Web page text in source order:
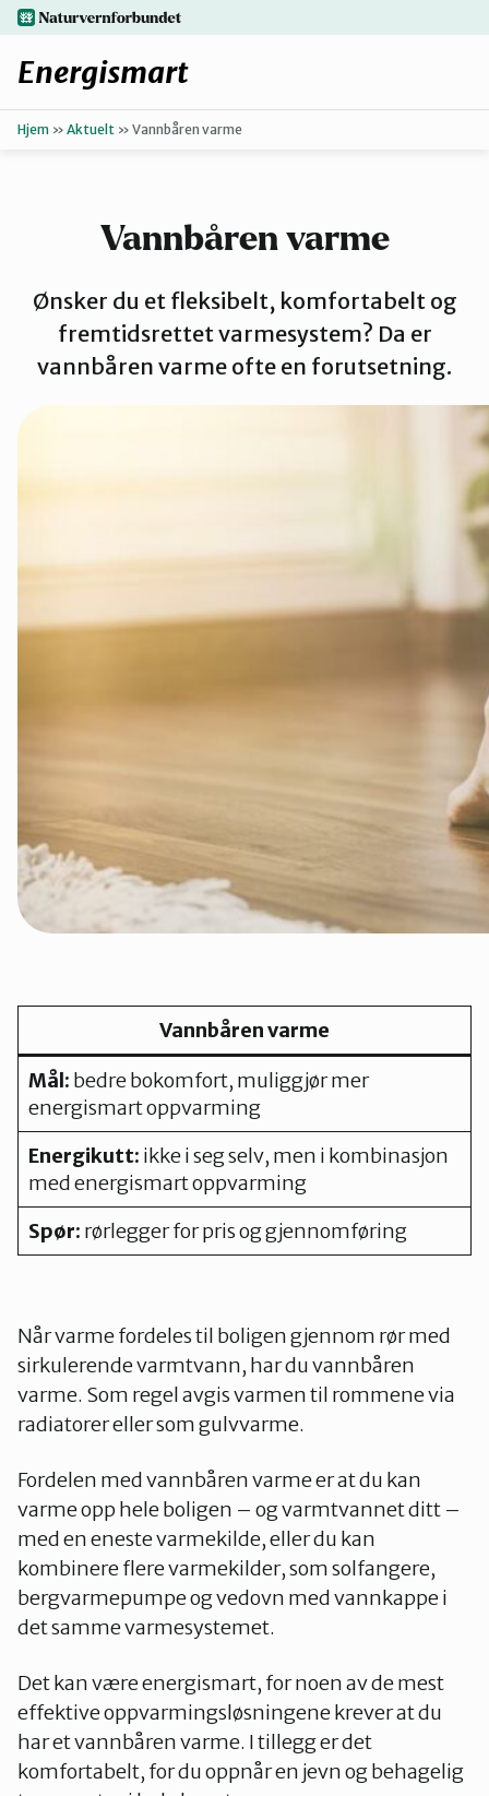
Hopp
til
hovedinnhold
Få hjelp
naturvernforbundet.no
Energismart
Hjem » Aktuelt » Vannbåren varme
Vannbåren varme
Ønsker du et fleksibelt, komfortabelt og
fremtidsrettet varmesystem? Da er
vannbåren varme ofte en forutsetning.
Vannbåren varme
Mål: bedre bokomfort, muliggjør mer
energismart oppvarming
Energikutt: ikke i seg selv, men i kombinasjon
med energismart oppvarming
Spør: rørlegger for pris og gjennomføring
Når varme fordeles til boligen gjennom rør med
sirkulerende varmtvann, har du vannbåren
varme. Som regel avgis varmen til rommene via
radiatorer eller som gulvvarme.
Fordelen med vannbåren varme er at du kan
varme opp hele boligen – og varmtvannet ditt –
med en eneste varmekilde, eller du kan
kombinere flere varmekilder, som solfangere,
bergvarmepumpe og vedovn med vannkappe i
det samme varmesystemet.
Det kan være energismart, for noen av de mest
effektive oppvarmingsløsningene krever at du
har et vannbåren varme. I tillegg er det
komfortabelt, for du oppnår en jevn og behagelig